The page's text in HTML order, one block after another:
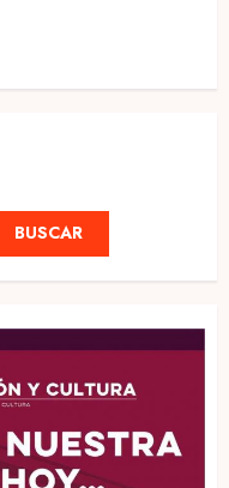
BUSCAR